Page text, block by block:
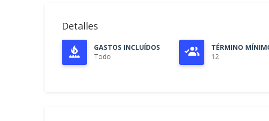
Detalles
GASTOS INCLUÍDOS
Todo
TÉRMINO
12